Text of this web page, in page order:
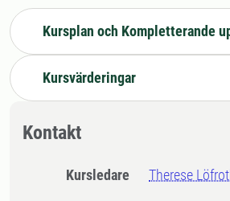
Kursplan och Kompletterande
Kursvärderingar
Kontakt
Kursledare Therese